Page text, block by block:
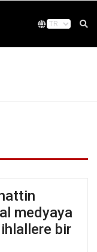
medyaya
bir